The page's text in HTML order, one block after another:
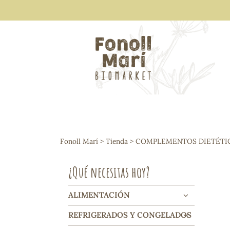
Arroces y legumbres
Frutos secos y snacks
Cereales, mueslis, hinchados y
Galletas y dulces
Vinos y cavas
Condimentos y salsas
Harinas y sémolas
Pasta
Fonoll Marí > Tienda > COMPLEMENTOS
¿Qué necesitas hoy?
ALIMENTACIÓN
REFRIGERADOS Y CONGELADOS